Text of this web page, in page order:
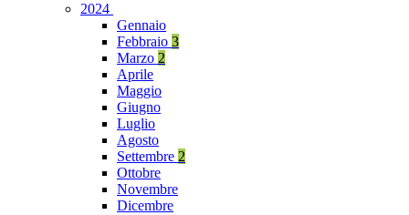
2024
Gennaio
Febbraio 3
Marzo 2
Aprile
Maggio
Giugno
Luglio
Agosto
Settembre 2
Ottobre
Novembre
Dicembre